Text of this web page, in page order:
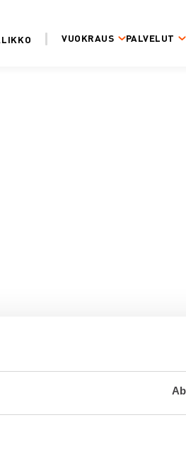
VUOKRAUS PALVELUT
3000 mm